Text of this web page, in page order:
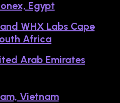
Egypt
WHX Labs Cape
Africa
Arab Emirates
Vietnam